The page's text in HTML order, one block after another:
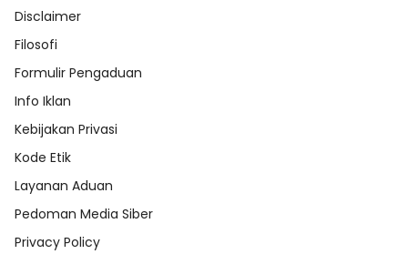
Disclaimer
Filosofi
Formulir Pengaduan
Info Iklan
Kebijakan Privasi
Kode Etik
Layanan Aduan
Pedoman Media Siber
Privacy Policy